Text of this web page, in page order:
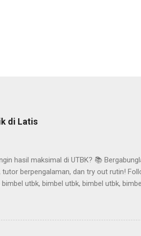
di Latis
hasil maksimal di UTBK? 📚
berpengalaman, dan try out rutin!
utbk, bimbel utbk, bimbel utbk,
utbk, bimbel utbk, bimbel utbk,
bimbel utbk, bimbel utbk, bimbel utbk,
utbk, bimbel utbk, bimbel utbk,